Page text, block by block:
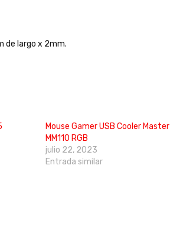
de largo x 2mm.
Mouse Gamer USB Cooler Master
MM110 RGB
julio 22, 2023
Entrada similar